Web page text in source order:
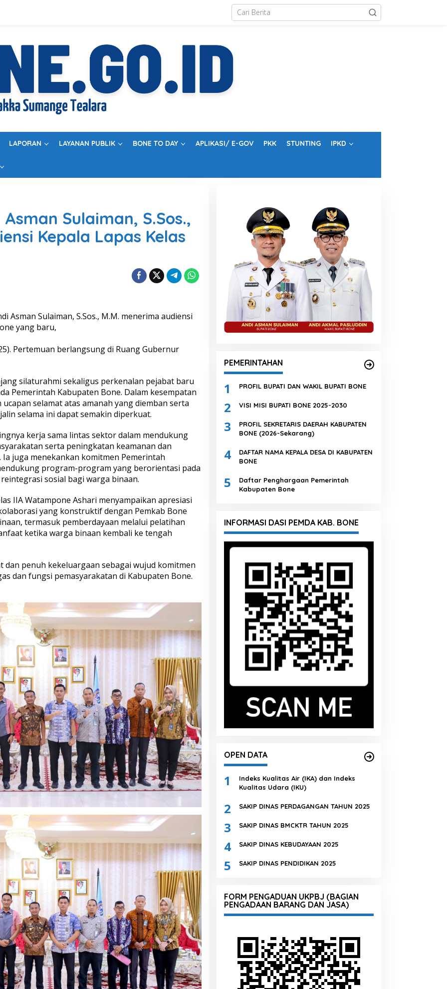
LAPORAN LAYANAN PUBLIK BONE TO DAY APLIKASI/ E-GOV PKK STUNTING IPKD
Sulaiman, S.Sos.,
Kepala Lapas Kelas
Asman Sulaiman, S.Sos., M.M. menerima audiensi
yang baru,
Pertemuan berlangsung di Ruang Gubernur
silaturahmi sekaligus perkenalan pejabat baru
Pemerintah Kabupaten Bone. Dalam kesempatan
selamat atas amanah yang diemban serta
selama ini dapat semakin diperkuat.
kerja sama lintas sektor dalam mendukung
serta peningkatan keamanan dan
juga menekankan komitmen Pemerintah
program-program yang berorientasi pada
sosial bagi warga binaan.
IIA Watampone Ashari menyampaikan apresiasi
yang konstruktif dengan Pemkab Bone
termasuk pemberdayaan melalui pelatihan
ketika warga binaan kembali ke tengah
penuh kekeluargaan sebagai wujud komitmen
dan fungsi pemasyarakatan di Kabupaten Bone.
PEMERINTAHAN
1 PROFIL BUPATI DAN WAKIL BUPATI BONE
2 VISI MISI BUPATI BONE 2025-2030
3
PROFIL SEKRETARIS DAERAH KABUPATEN
BONE (2026-Sekarang)
4
DAFTAR NAMA KEPALA DESA DI KABUPATEN
BONE
5
Daftar Penghargaan Pemerintah
Kabupaten Bone
INFORMASI DASI PEMDA KAB. BONE
OPEN DATA
1
Indeks Kualitas Air (IKA) dan Indeks
Kualitas Udara (IKU)
2 SAKIP DINAS PERDAGANGAN TAHUN 2025
3 SAKIP DINAS BMCKTR TAHUN 2025
4 SAKIP DINAS KEBUDAYAAN 2025
5 SAKIP DINAS PENDIDIKAN 2025
FORM PENGADUAN UKPBJ (BAGIAN
PENGADAAN BARANG DAN JASA)